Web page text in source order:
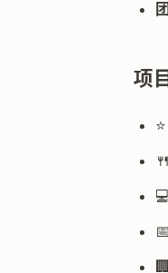
项
⭐
🍴
📅
🏢